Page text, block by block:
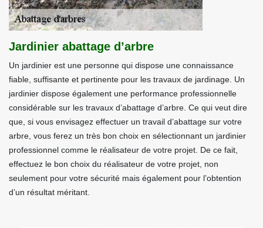
Jardinier abattage d’arbre
Un jardinier est une personne qui dispose une connaissance
fiable, suffisante et pertinente pour les travaux de jardinage. Un
jardinier dispose également une performance professionnelle
considérable sur les travaux d’abattage d’arbre. Ce qui veut dire
que, si vous envisagez effectuer un travail d’abattage sur votre
arbre, vous ferez un très bon choix en sélectionnant un jardinier
professionnel comme le réalisateur de votre projet. De ce fait,
effectuez le bon choix du réalisateur de votre projet, non
seulement pour votre sécurité mais également pour l’obtention
d’un résultat méritant.